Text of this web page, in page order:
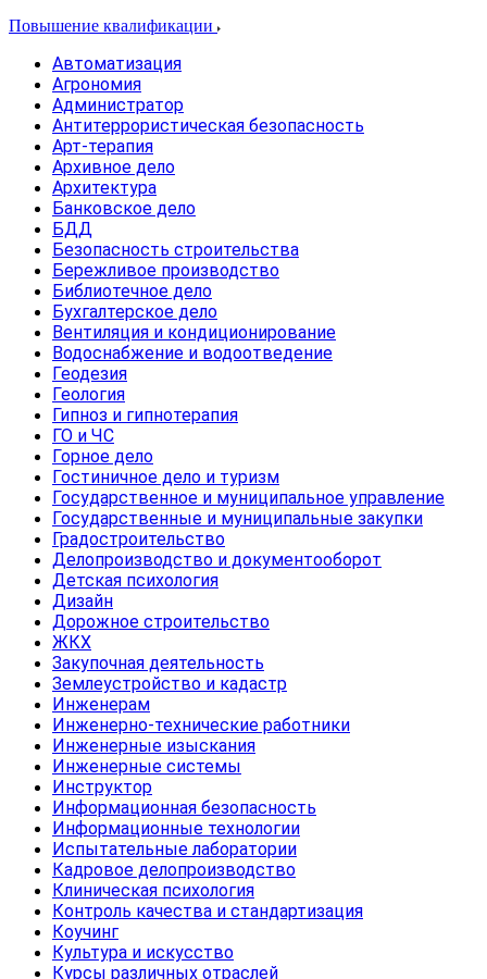
Повышение квалификации
Автоматизация
Агрономия
Администратор
Антитеррористическая безопасность
Арт-терапия
Архивное дело
Архитектура
Банковское дело
БДД
Безопасность строительства
Бережливое производство
Библиотечное дело
Бухгалтерское дело
Вентиляция и кондиционирование
Водоснабжение и водоотведение
Геодезия
Геология
Гипноз и гипнотерапия
ГО и ЧС
Горное дело
Гостиничное дело и туризм
Государственное и муниципальное управление
Государственные и муниципальные закупки
Градостроительство
Делопроизводство и документооборот
Детская психология
Дизайн
Дорожное строительство
ЖКХ
Закупочная деятельность
Землеустройство и кадастр
Инженерам
Инженерно-технические работники
Инженерные изыскания
Инженерные системы
Инструктор
Информационная безопасность
Информационные технологии
Испытательные лаборатории
Кадровое делопроизводство
Клиническая психология
Контроль качества и стандартизация
Коучинг
Культура и искусство
Курсы различных отраслей